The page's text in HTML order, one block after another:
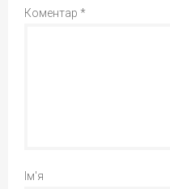
Коментар *
Ім'я